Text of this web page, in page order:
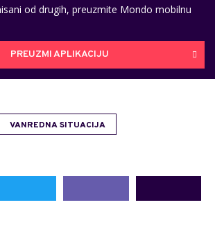
od drugih, preuzmite Mondo mobilnu
PREUZMI APLIKACIJU
VANREDNA SITUACIJA